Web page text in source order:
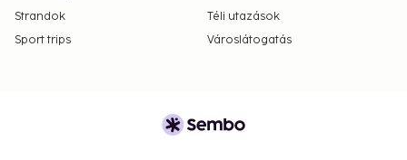
Strandok
Téli utazások
Sport trips
Városlátogatás